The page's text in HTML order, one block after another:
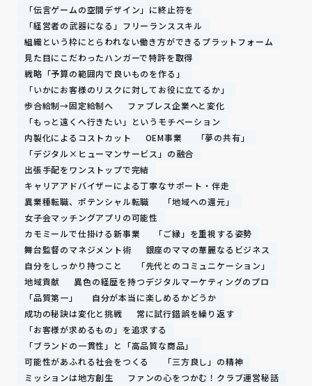
「伝言ゲームの空間デザイン」に終止符を
「経営者の武器になる」フリーランススキル
組織という枠にとらわれない働き方ができるプラットフォーム
見た目にこだわったハンガーで特許を取得
戦略「予算の範囲内で良いものを作る」
「いかにお客様のリスクに対してお役に立てるか」
歩合給制→固定給制へ
ファブレス企業へと変化
「もっと遠くへ行きたい」というモチベーション
内製化によるコストカット
OEM事業
「夢の共有」
「デジタル×ヒューマンサービス」の融合
出張手配をワンストップで完結
キャリアアドバイザーによる丁寧なサポート・伴走
異業種転職、ポテンシャル転職
「地域への還元」
女子会マッチングアプリの可能性
カモミールで仕掛ける新事業
「ご縁」を重視する姿勢
舞台監督のマネジメント術
銀座のママの華麗なるビジネス
自分をしっかり持つこと
「先代とのコミュニケーション」
地域貢献
異色の経歴を持つデジタルマーケティングのプロ
「品質第一」
自分が本当に楽しめるかどうか
成功の秘訣は変化と挑戦
常に試行錯誤を繰り返す
「お客様が求めるもの」を追求する
「ブランドの一貫性」と「高品質な商品」
可能性があふれる社会をつくる
「三方良し」の精神
ミッションは地方創生
ファンの心をつかむ！クラブ運営秘話